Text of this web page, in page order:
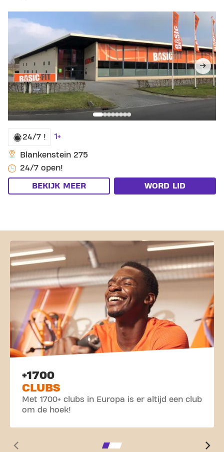
24/7 ! 1+
Blankenstein 275
24/7 open!
BEKIJK MEER WORD LID
+1700
CLUBS
Met 1700+ clubs in Europa is er altijd een club
om de hoek!